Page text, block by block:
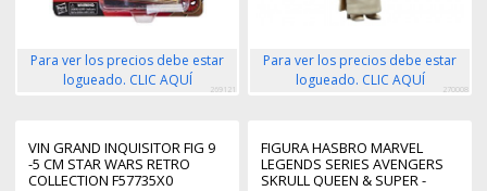
Para ver los precios debe estar
logueado. CLIC AQUÍ
269121
Para ver los precios debe estar
logueado. CLIC AQUÍ
270008
VIN GRAND INQUISITOR FIG 9
-5 CM STAR WARS RETRO
COLLECTION F57735X0
FIGURA HASBRO MARVEL
LEGENDS SERIES AVENGERS
SKRULL QUEEN & SUPER -